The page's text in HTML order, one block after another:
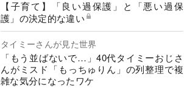
【子育て】「良い過保護」と「悪い過保
護」の決定的な違い
タイミーさんが見た世界
「もう並ばないで…」40代タイミーおじさ
んがミスド「もっちゅりん」の列整理で複
雑な気分になったワケ